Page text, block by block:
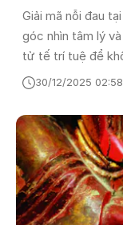
Hướng Sống
Giải mã nỗi đau
góc nhìn tâm lý
tử tế trí tuệ để
30/12/2025 02:58